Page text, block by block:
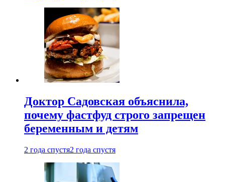
Доктор Садовская объяснила,
почему фастфуд строго запрещен
беременным и детям
2 года спустя2 года спустя